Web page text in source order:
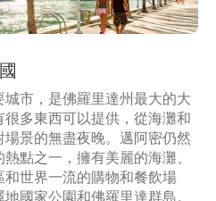
市，是佛羅里達州最大的大
多東西可以提供，從海灘和
景的無盡夜晚。邁阿密仍然
點之一，擁有美麗的海灘、
世界一流的購物和餐飲場